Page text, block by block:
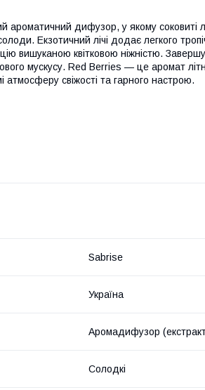
ароматичний дифузор, у якому соковиті
Екзотичний лічі додає легкого
вишуканою квітковою ніжністю.
мускусу. Red Berries — це аромат
атмосферу свіжості та гарного настрою.
Sabrise
Україна
Аромадифузор
Солодкі